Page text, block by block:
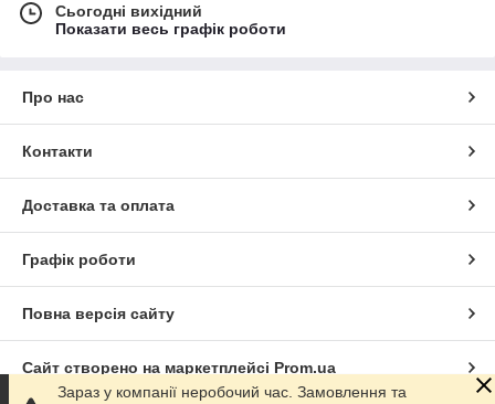
Сьогодні вихідний
Показати весь графік роботи
Про нас
Контакти
Доставка та оплата
Графік роботи
Повна версія сайту
Сайт створено на маркетплейсі Prom.ua
Зараз у компанії неробочий час. Замовлення та